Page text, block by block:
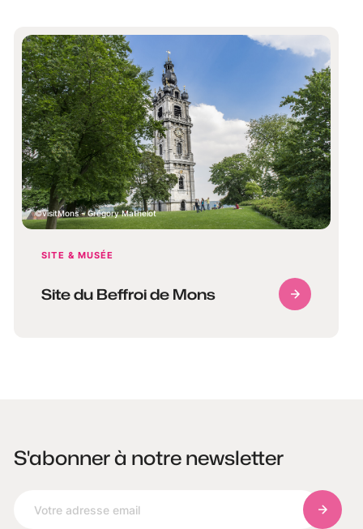
visitMons - Grégory Mathelot
SITE & MUSÉE
Site du Beffroi de Mons
S'abonner à notre newsletter